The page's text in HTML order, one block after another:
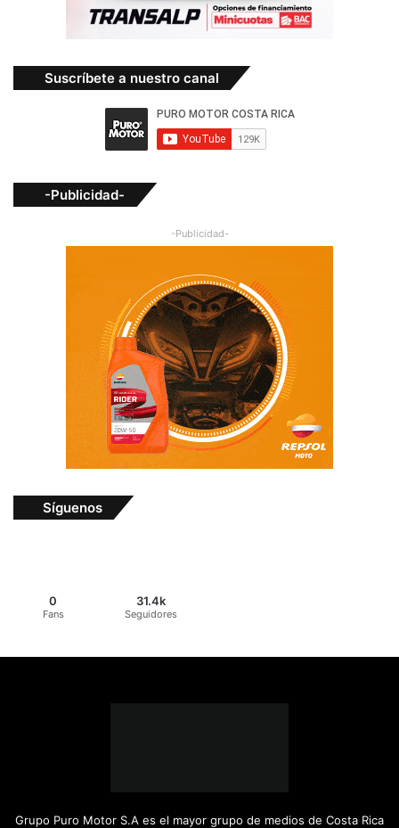
Suscríbete a nuestro canal
-Publicidad-
-Publicidad-
Síguenos
0
Fans
31.4k
Seguidores
Grupo Puro Motor S.A es el mayor grupo de medios de Costa Rica